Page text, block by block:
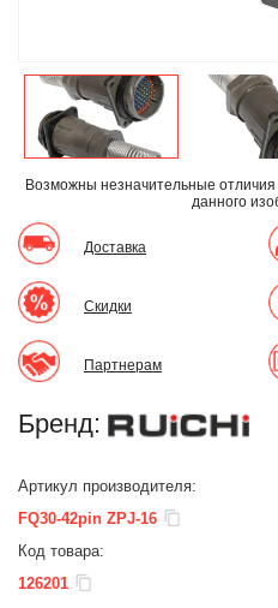
Возможны незначительные отличия
данного
Доставка
Скидки
Партнерам
Бренд:
Артикул производителя:
FQ30-42pin ZPJ-16
Код товара:
126201